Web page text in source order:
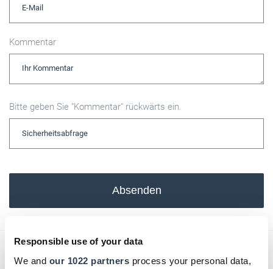
Responsible use of your data
We and our 1022 partners process your personal data,
Kommentar
Bitte geben Sie "Kommentar" rückwärts ein.
Absenden
Das könnte Sie auch interessieren: